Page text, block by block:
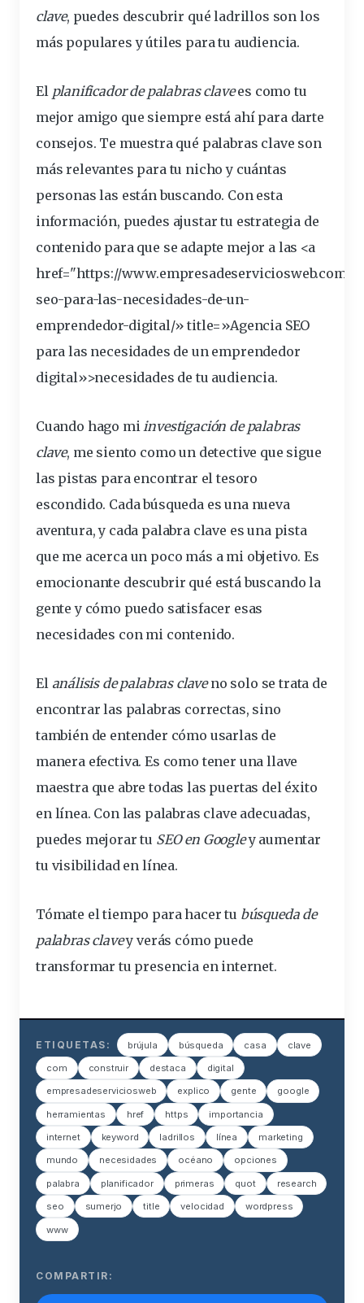
clave, puedes descubrir qué ladrillos son los
más populares y útiles para tu audiencia.
El planificador de palabras clavees como tu
mejor amigo que siempre está ahí para darte
consejos. Te muestra qué palabras clave son
más relevantes para tu nicho y cuántas
personas las están buscando. Con esta
información, puedes ajustar tu estrategia de
contenido para que se adapte mejor a las <a
href="https://www.empresadeserviciosweb.com/
seo-para-las-necesidades-de-un-
emprendedor-digital/» title=»Agencia SEO
para las necesidades de un emprendedor
digital»>necesidades de tu audiencia.
Cuando hago miinvestigación de palabras
clave, me siento como un detective que sigue
las pistas para encontrar el tesoro
escondido. Cada búsqueda es una nueva
aventura, y cada palabra clave es una pista
que me acerca un poco más a mi objetivo. Es
emocionante descubrir qué está buscando la
gente y cómo puedo satisfacer esas
necesidades con mi contenido.
El análisis de palabras claveno solo se trata de
encontrar las palabras correctas, sino
también de entender cómo usarlas de
manera efectiva. Es como tener una llave
maestra que abre todas las puertas del éxito
en línea. Con las palabras clave adecuadas,
puedes mejorar tu SEO en Googley aumentar
tu visibilidaden línea.
Tómate el tiempo para hacer tu búsqueda de
palabras clavey verás cómo puede
transformar tu presencia en internet.
ETIQUETAS: brújula búsqueda casa clave
com construir destaca digital
empresadeserviciosweb explico gente google
herramientas href https importancia
internet keyword ladrillos línea marketing
mundo necesidades océano opciones
palabra planificador primeras quot research
seo sumerjo title velocidad wordpress
www
COMPARTIR: